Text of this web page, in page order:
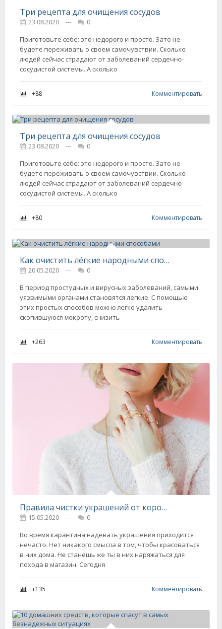
Три рецепта для очищения сосудов
23.08.2020 ---
0
Приготовьте себе: это недорого и просто. Зато не
будете переживать о своем самочувствии. Сколько
людей сейчас страдают от заболеваний сердечно-
сосудистой системы. А сколько
+88 Комментировать
Три рецепта для очищения сосудов
23.08.2020 ---
0
Приготовьте себе: это недорого и просто. Зато не
будете переживать о своем самочувствии. Сколько
людей сейчас страдают от заболеваний сердечно-
сосудистой системы. А сколько
+80 Комментировать
Как очистить лёгкие народными способами
20.05.2020 ---
0
В период простудных и вирусных заболеваний, самыми
уязвимыми органами становятся легкие. С помощью
этих простых способов можно легко удалить
скопившуюся мокроту, снизить
+263 Комментировать
Правила чистки украшений от королевского ювелира
15.05.2020 ---
0
Во время карантина надевать украшения приходится
нечасто. Нет никакого смысла в том, чтобы красоваться
в них дома. Не станешь же ты в них наряжаться для
похода в магазин. Сегодня
+135 Комментировать